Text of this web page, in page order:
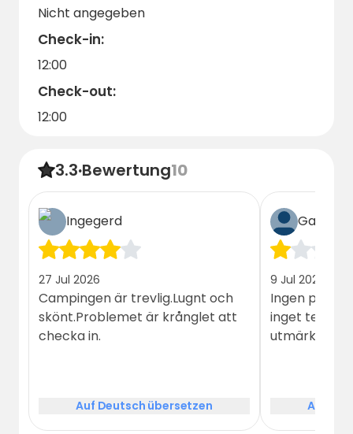
Nicht angegeben
Check-in:
12:00
Check-out:
12:00
3.3·Bewertung10
Ingegerd
27 Jul 2026
Campingen är trevlig.Lugnt och
skönt.Problemet är krånglet att
checka in.
Auf Deutsch übersetzen
Gast
9 Jul 2026
Ingen
inget
utmärkta
Auf